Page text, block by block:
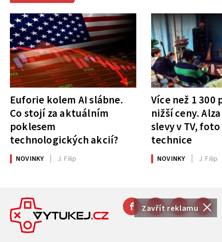
Zavřít reklamu
Euforie kolem AI slábne.
Co stojí za aktuálním
poklesem
technologických akcií?
NOVINKY J. Filip
Více než 1
nižší ceny.
slevy v TV,
technice
NOVINKY J. Filip